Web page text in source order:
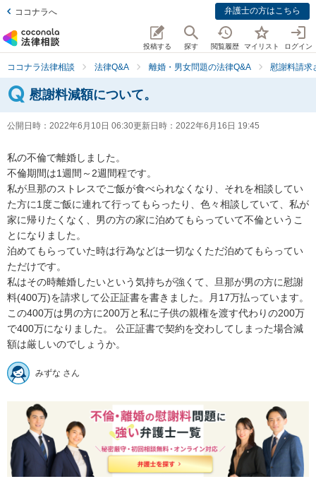
ココナラへ 弁護士の方はこちら
投稿する 探す 閲覧履歴 マイリスト ログイン
ココナラ法律相談 法律Q&A 離婚・男女問題の法律Q&A 慰謝料請求
慰謝料減額について。
公開日時： 2022年6月10日 06:30更新日時： 2022年6月16日 19:45
私の不倫で離婚しました。
不倫期間は1週間～2週間程です。
私が旦那のストレスでご飯が食べられなくなり、それを相談してい
た方に1度ご飯に連れて行ってもらったり、色々相談していて、私が
家に帰りたくなく、男の方の家に泊めてもらっていて不倫というこ
とになりました。
泊めてもらっていた時は行為などは一切なくただ泊めてもらってい
ただけです。
私はその時離婚したいという気持ちが強くて、旦那が男の方に慰謝
料(400万)を請求して公正証書を書きました。月17万払っています。
この400万は男の方に200万と私に子供の親権を渡す代わりの200万
で400万になりました。 公正証書で契約を交わしてしまった場合減
額は厳しいのでしょうか。
みずな さん